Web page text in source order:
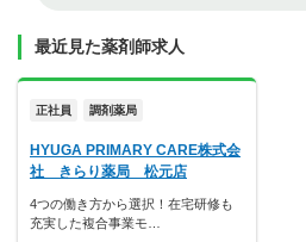
最近見た薬剤師求人
正社員 調剤薬局
HYUGA PRIMARY CARE株式会
社 きらり薬局 松元店
4つの働き方から選択！在宅研修も
充実した複合事業モ…